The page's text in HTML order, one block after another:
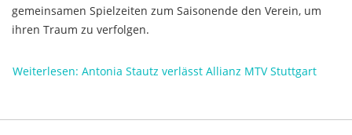
gemeinsamen Spielzeiten zum Saisonende den Verein, um
ihren Traum zu verfolgen.
Weiterlesen: Antonia Stautz verlässt Allianz MTV Stuttgart